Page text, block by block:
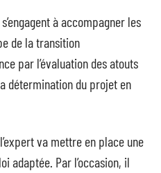
à accompagner les
de la transition
par l’évaluation des atouts
détermination du projet en
va mettre en place une
adaptée. Par l’occasion, il